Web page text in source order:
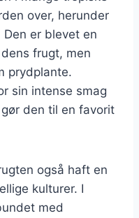
over, herunder
er blevet en
frugt, men
prydplante.
sin intense smag
den til en favorit
også haft en
kulturer. I
med